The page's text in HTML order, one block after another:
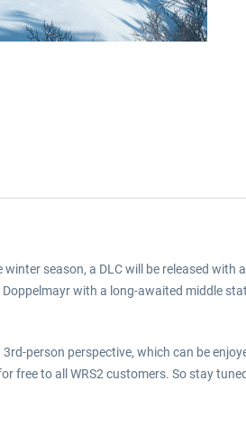
season, a DLC will be released
with a long-awaited middle
person perspective, which can be
free to all WRS2 customers. So stay